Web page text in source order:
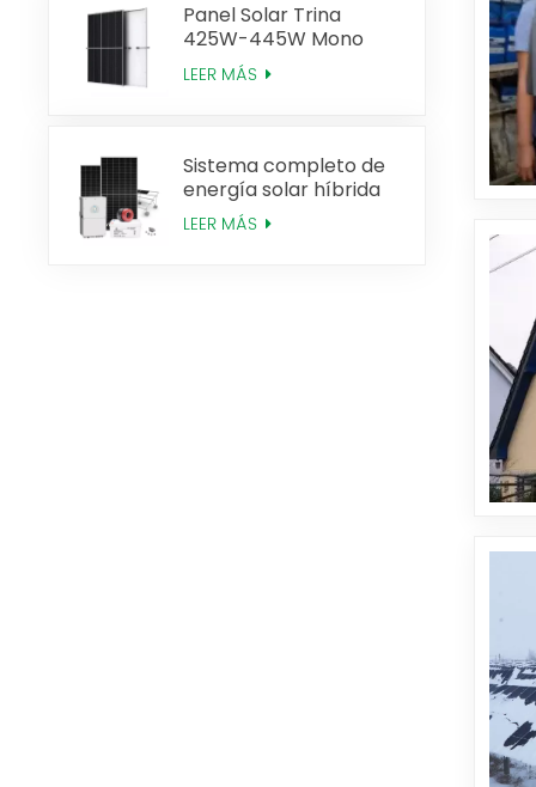
Panel Solar Trina
425W-445W Mono
Perc Tipo N
LEER MÁS
Sistema completo de
energía solar híbrida
de 20 KW
LEER MÁS